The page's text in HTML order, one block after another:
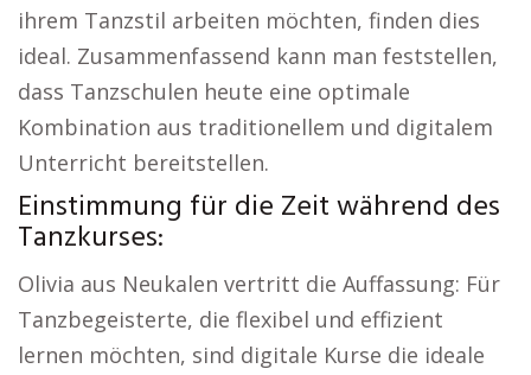
ihrem Tanzstil arbeiten möchten, finden dies
ideal. Zusammenfassend kann man feststellen,
dass Tanzschulen heute eine optimale
Kombination aus traditionellem und digitalem
Unterricht bereitstellen.
Einstimmung für die Zeit während des
Tanzkurses:
Olivia aus Neukalen vertritt die Auffassung: Für
Tanzbegeisterte, die flexibel und effizient
lernen möchten, sind digitale Kurse die ideale